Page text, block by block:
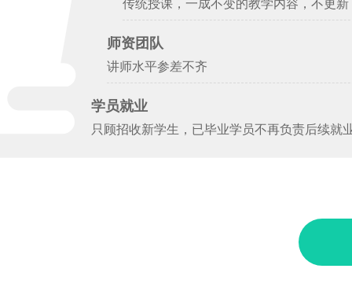
传统授课，一成不变的教学内容，不更新
师资团队
讲师水平参差不齐
学员就业
只顾招收新学生，已毕业学员不再负责后续就